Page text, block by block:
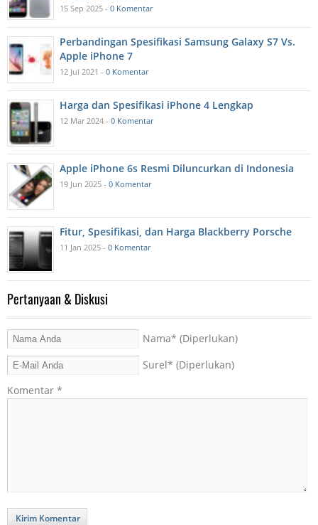
15 Sep 2025 - 0 Komentar
Perbandingan Spesifikasi Samsung Galaxy S7 Vs.
Apple iPhone 7
12 Jul 2021 - 0 Komentar
Harga dan Spesifikasi iPhone 4 Lengkap
12 Mar 2024 - 0 Komentar
Apple iPhone 6s Resmi Diluncurkan di Indonesia
19 Jun 2025 - 0 Komentar
Fitur, Spesifikasi, dan Harga Blackberry Porsche
11 Jan 2025 - 0 Komentar
Pertanyaan & Diskusi
Nama* (Diperlukan)
Surel* (Diperlukan)
Komentar *
Kirim Komentar